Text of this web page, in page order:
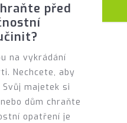
před
na vykrádání
Nechcete, aby
majetek si
dům chraňte
opatření je